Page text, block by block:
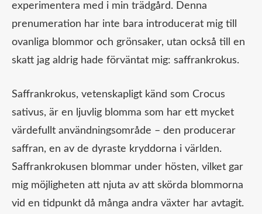
experimentera med i min trädgård. Denna
prenumeration har inte bara introducerat mig till
ovanliga blommor och grönsaker, utan också till en
skatt jag aldrig hade förväntat mig: saffrankrokus.
Saffrankrokus, vetenskapligt känd som Crocus
sativus, är en ljuvlig blomma som har ett mycket
värdefullt användningsområde – den producerar
saffran, en av de dyraste kryddorna i världen.
Saffrankrokusen blommar under hösten, vilket gar
mig möjligheten att njuta av att skörda blommorna
vid en tidpunkt då många andra växter har avtagit.